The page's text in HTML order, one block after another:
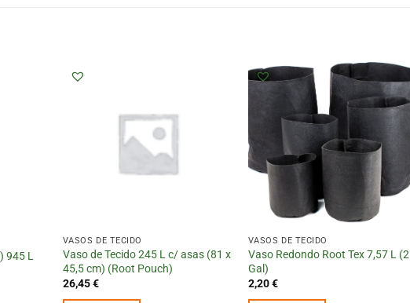
945 L
VASOS DE TECIDO
Vaso de Tecido 245 L c/ asas (81 x
45,5 cm) (Root Pouch)
26,45€
VASOS DE TECIDO
Vaso Redondo Root Tex 7,57 L (2
Gal)
2,20€